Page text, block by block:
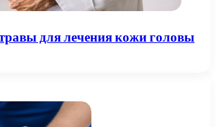
для лечения кожи головы